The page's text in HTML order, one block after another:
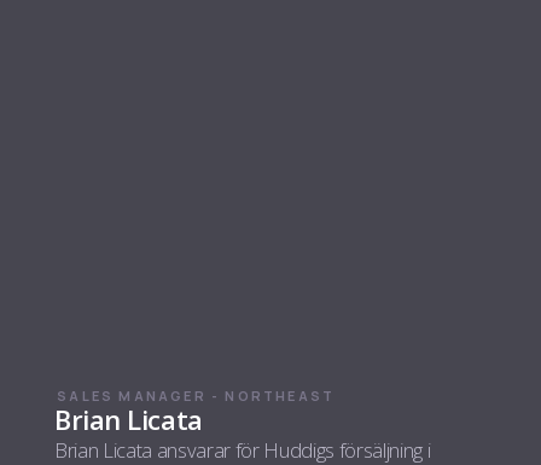
SALES MANAGER - NORTHEAST
Brian Licata
Brian Licata ansvarar för Huddigs försäljning i